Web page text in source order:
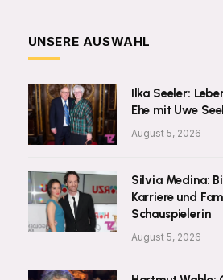
UNSERE AUSWAHL
Ilka Seeler:
Ehe mit Uwe
August 5, 2026
Silvia Medina:
Karriere und
Schauspielerin
August 5, 2026